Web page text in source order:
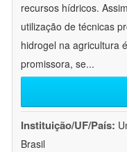
recursos hídricos.
utilização de técnicas
hidrogel na agricultura
promissora, se...
Instituição/UF/País:
Brasil